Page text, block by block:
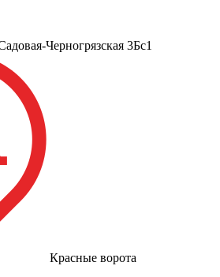
Черногрязская 3Бс1
Красные ворота